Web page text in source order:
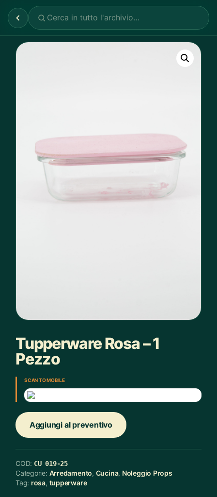
Tupperware Rosa – 1
Pezzo
SCAN TO MOBILE
Aggiungi al preventivo
COD: CU 019-25
Categorie: Arredamento, Cucina, Noleggio Props
Tag: rosa, tupperware